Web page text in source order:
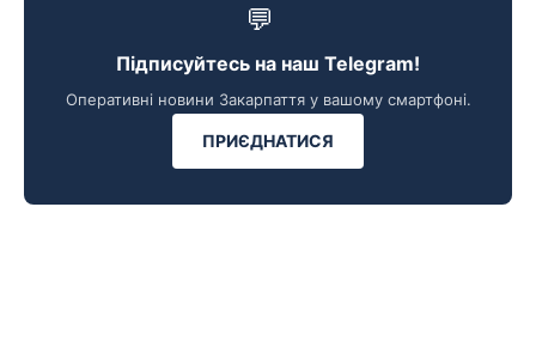
💬
Підписуйтесь на наш Telegram!
Оперативні новини Закарпаття у вашому смартфоні.
ПРИЄДНАТИСЯ